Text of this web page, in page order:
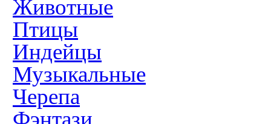
Животные
Птицы
Индейцы
Музыкальные
Черепа
Фэнтази